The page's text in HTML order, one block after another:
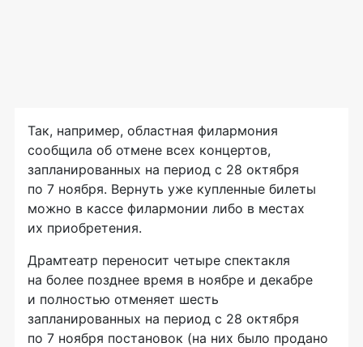
Так, например, областная филармония
сообщила об отмене всех концертов,
запланированных на период с 28 октября
по 7 ноября. Вернуть уже купленные билеты
можно в кассе филармонии либо в местах
их приобретения.
Драмтеатр переносит четыре спектакля
на более позднее время в ноябре и декабре
и полностью отменяет шесть
запланированных на период с 28 октября
по 7 ноября постановок (на них было продано